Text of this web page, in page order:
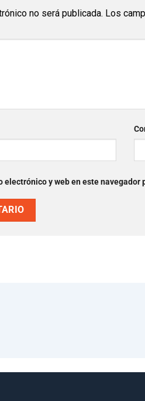
no será publicada. Los
electrónico y web en este navegador